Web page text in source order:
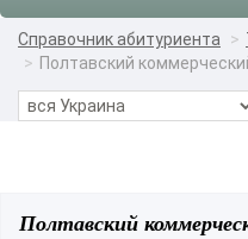
Справочник абитуриента
Полтавский
Полтавский